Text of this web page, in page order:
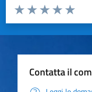
Valuta da 1 a 5 stelle la
Valuta
Valuta 4
Valuta 3 stelle
Valuta 2 stelle su 5
Valuta 1 stelle su 5
Contatta il